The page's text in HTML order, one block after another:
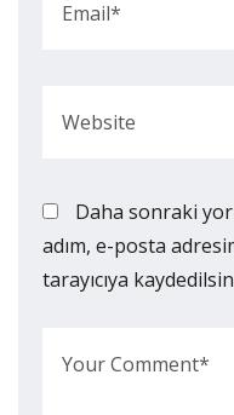
Daha sonraki
adım, e-posta
tarayıcıya